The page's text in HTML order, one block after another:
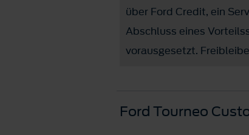
über Ford Credit, ein
Abschluss eines
vorausgesetzt.
Ford Tourneo